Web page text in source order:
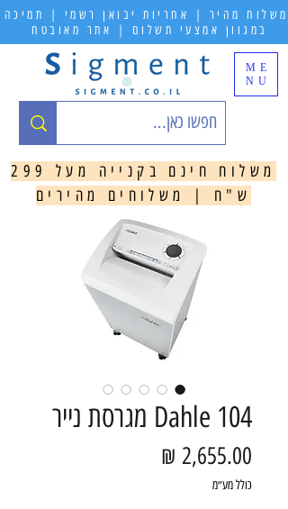
ME
NU
משלוח מהיר | אחריות יבואן רשמי | תמיכה
במגוון אמצעי תשלום | אתר מאובטח
משלוח חינם בקנייה מעל 299
ש"ח | משלוחים מהירים
Dahle 104 מגרסת נייר
כולל מע״מ